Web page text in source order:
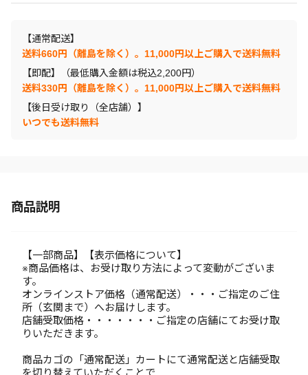
【通常配送】
送料660円（離島を除く）。11,000円以上ご購入で送料無料
【即配】（最低購入金額は税込2,200円）
送料330円（離島を除く）。11,000円以上ご購入で送料無料
【後日受け取り（全店舗）】
いつでも送料無料
商品説明
【一部商品】【表示価格について】
※商品価格は、お受け取り方法によって変動がございま
す。
オンラインストア価格（通常配送）・・・ご指定のご住
所（玄関まで）へお届けします。
店舗受取価格・・・・・・・ご指定の店舗にてお受け取
りいただきます。
商品カゴの「通常配送」カートにて通常配送と店舗受取
を切り替えていただくことで